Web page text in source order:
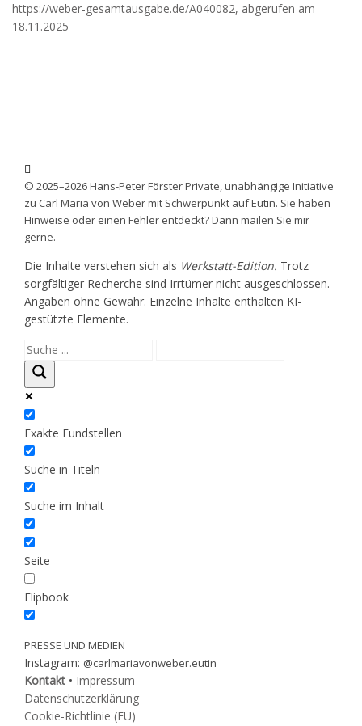
https://weber-gesamtausgabe.de/A040082, abgerufen am
18.11.2025
© 2025–2026 Hans-Peter Förster Private, unabhängige Initiative
zu Carl Maria von Weber mit Schwerpunkt auf Eutin. Sie haben
Hinweise oder einen Fehler entdeckt? Dann mailen Sie mir
gerne.
Die Inhalte verstehen sich als Werkstatt-Edition. Trotz
sorgfältiger Recherche sind Irrtümer nicht ausgeschlossen.
Angaben ohne Gewähr. Einzelne Inhalte enthalten KI-
gestützte Elemente.
Exakte Fundstellen
Suche in Titeln
Suche im Inhalt
Seite
Flipbook
PRESSE UND MEDIEN
Instagram: @carlmariavonweber.eutin
Kontakt • Impressum
Datenschutzerklärung
Cookie-Richtlinie (EU)